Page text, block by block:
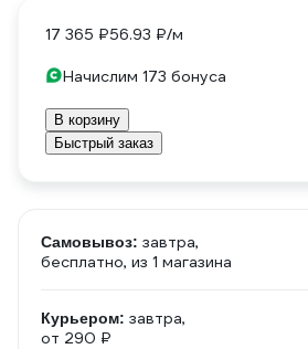
17 365 ₽56.93 ₽/м
Начислим 173 бонуса
В корзину
Быстрый заказ
Самовывоз: завтра,
бесплатно, из 1 магазина
Курьером: завтра,
от 290 ₽